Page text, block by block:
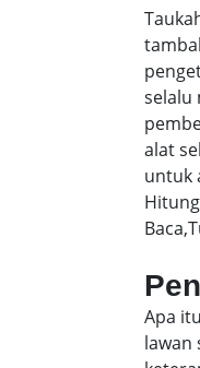
selalu
alat
untuk
Apa
lawan